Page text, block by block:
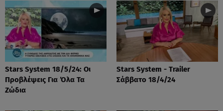
Stars System 18/5/24: Οι
Προβλέψεις Για Όλα Τα
Ζώδια
Stars System - Trailer
Σάββατο 18/4/24